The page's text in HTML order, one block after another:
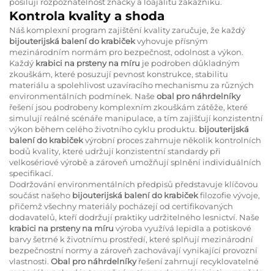
Kontrola kvality a shoda
Náš komplexní program zajištění kvality zaručuje, že každý
bijouterijská balení do krabičekvyhovuje přísným
mezinárodním normám pro bezpečnost, odolnost a výkon.
Každý krabici na prsteny na míru je podroben důkladným
zkouškám, které posuzují pevnost konstrukce, stabilitu
materiálu a spolehlivost uzavíracího mechanismu za různých
environmentálních podmínek. Našeobal pro náhrdelníky
řešení jsou podrobeny komplexním zkouškám zátěže, které
simulují reálné scénáře manipulace, a tím zajišťují konzistentní
výkon během celého životního cyklu produktu. bijouterijská
balení do krabičekvýrobní proces zahrnuje několik kontrolních
bodů kvality, které udržují konzistentní standardy při
velkosériové výrobě a zároveň umožňují splnění individuálních
specifikací.
Dodržování environmentálních předpisů představuje klíčovou
součást našeho bijouterijská balení do krabičekfilozofie vývoje,
přičemž všechny materiály pocházejí od certifikovaných
dodavatelů, kteří dodržují praktiky udržitelného lesnictví. Naše
krabici na prsteny na míru výroba využívá lepidla a potiskové
barvy šetrné k životnímu prostředí, které splňují mezinárodní
bezpečnostní normy a zároveň zachovávají vynikající provozní
vlastnosti. Obal pro náhrdelníkyřešení zahrnují recyklovatelné